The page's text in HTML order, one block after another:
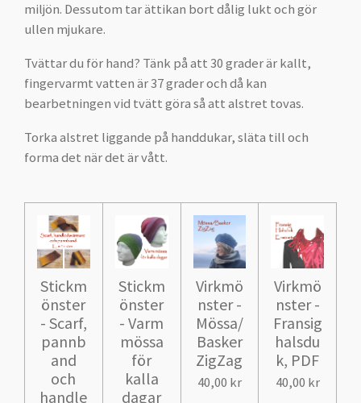
miljön. Dessutom tar ättikan bort dålig lukt och gör
ullen mjukare.
Tvättar du för hand? Tänk på att 30 grader är kallt,
fingervarmt vatten är 37 grader och då kan
bearbetningen vid tvätt göra så att alstret tovas.
Torka alstret liggande på handdukar, släta till och
forma det när det är vått.
Stickm
önster
- Scarf,
pannb
and
och
handle
Stickm
önster
- Varm
mössa
för
kalla
dagar
Virkmö
nster -
Mössa/
Basker
ZigZag
40,00 kr
Virkmö
nster -
Fransig
halsdu
k, PDF
40,00 kr